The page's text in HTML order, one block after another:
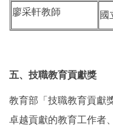
廖采軒教師 國
五、技職教育貢獻獎
教育部「技職教育貢獻
卓越貢獻的教育工作者